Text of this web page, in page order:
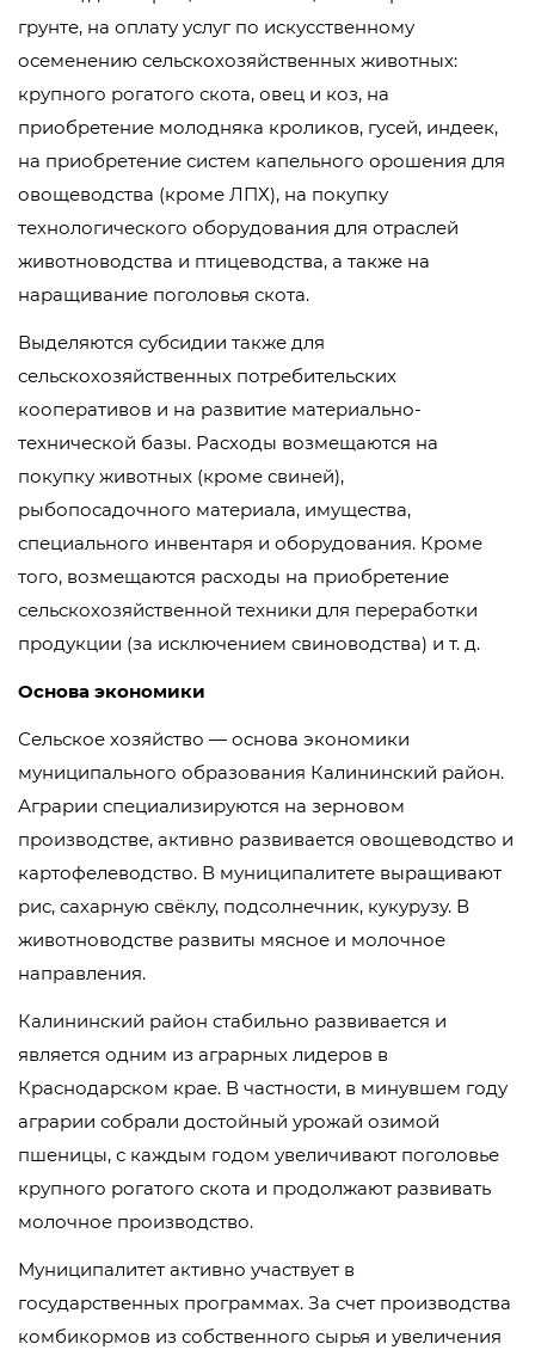
грунте, на оплату услуг по искусственному
осеменению сельскохозяйственных животных:
крупного рогатого скота, овец и коз, на
приобретение молодняка кроликов, гусей, индеек,
на приобретение систем капельного орошения для
овощеводства (кроме ЛПХ), на покупку
технологического оборудования для отраслей
животноводства и птицеводства, а также на
наращивание поголовья скота.
Выделяются субсидии также для
сельскохозяйственных потребительских
кооперативов и на развитие материально-
технической базы. Расходы возмещаются на
покупку животных (кроме свиней),
рыбопосадочного материала, имущества,
специального инвентаря и оборудования. Кроме
того, возмещаются расходы на приобретение
сельскохозяйственной техники для переработки
продукции (за исключением свиноводства) и т. д.
Основа экономики
Сельское хозяйство — основа экономики
муниципального образования Калининский район.
Аграрии специализируются на зерновом
производстве, активно развивается овощеводство и
картофелеводство. В муниципалитете выращивают
рис, сахарную свёклу, подсолнечник, кукурузу. В
животноводстве развиты мясное и молочное
направления.
Калининский район стабильно развивается и
является одним из аграрных лидеров в
Краснодарском крае. В частности, в минувшем году
аграрии собрали достойный урожай озимой
пшеницы, с каждым годом увеличивают поголовье
крупного рогатого скота и продолжают развивать
молочное производство.
Муниципалитет активно участвует в
государственных программах. За счет производства
комбикормов из собственного сырья и увеличения